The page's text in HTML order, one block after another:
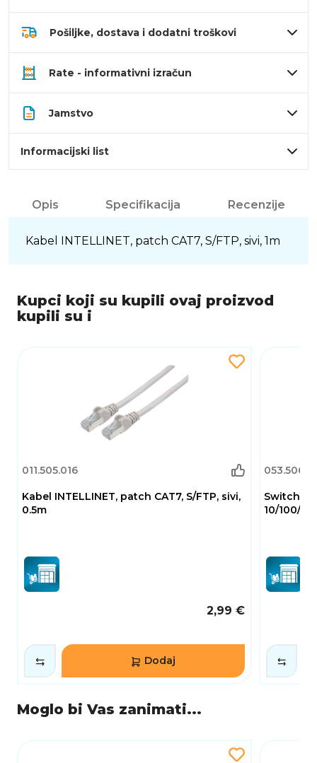
Pošiljke, dostava i dodatni troškovi
Rate - informativni izračun
Jamstvo
Informacijski list
Opis Specifikacija Recenzije
Kabel INTELLINET, patch CAT7, S/FTP, sivi, 1m
Kupci koji su kupili ovaj proizvod
kupili su i
011.505.016
Kabel INTELLINET, patch CAT7, S/FTP, sivi,
0.5m
2,99 €
Dodaj
Switch D-
10/100/
Moglo bi Vas zanimati...